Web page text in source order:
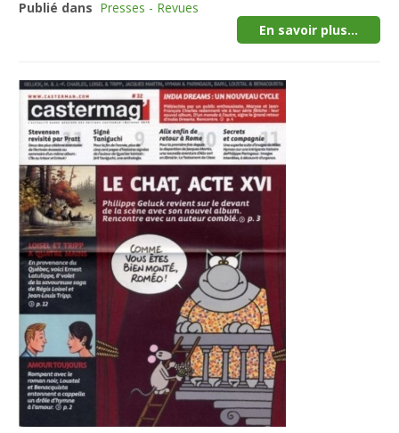
Publié dans Presses - Revues
En savoir plus...